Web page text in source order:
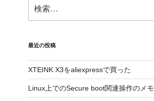
索:
最近の投稿
XTEINK X3をaliexpressで買った
Linux上でのSecure boot関連操作のメモ